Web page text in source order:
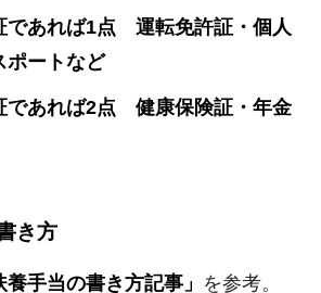
であれば1点 運転免許証・個人
ポートなど
であれば2点 健康保険証・年金
き方
養手当の書き方記事」 を参考。